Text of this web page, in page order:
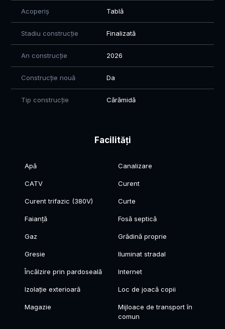
Florin – Vertical Imob
☎️ 0760 547 580
„Acasă nu este doar locul în care locuiești, ci locul în care îți
construiești viitorul.” ✨🏡
Acoperiș Tablă
Stadiu construcție Finalizată
An construcție 2026
Construcție nouă Da
Tip construcție Cărămidă
Facilități
Apă Canalizare
CATV Curent
Curent trifazic (380V) Curte
Faianță Fosă septică
Gaz Grădină proprie
Gresie Iluminat stradal
Încălzire prin pardoseală Internet
Izolație exterioară Loc de joacă copii
Magazie
Mijloace de transport în
comun